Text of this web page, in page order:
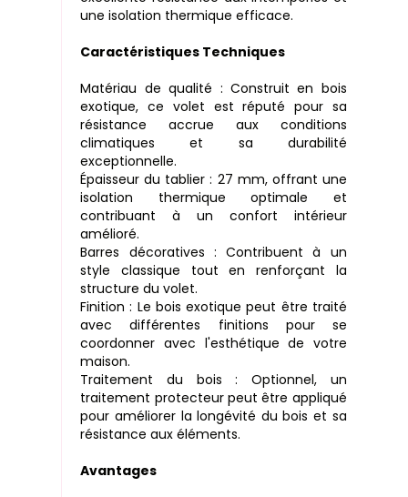
une isolation thermique efficace.
Caractéristiques Techniques
Matériau de qualité : Construit en bois
exotique, ce volet est réputé pour sa
résistance accrue aux conditions
climatiques et sa durabilité
exceptionnelle.
Épaisseur du tablier : 27 mm, offrant une
isolation thermique optimale et
contribuant à un confort intérieur
amélioré.
Barres décoratives : Contribuent à un
style classique tout en renforçant la
structure du volet.
Finition : Le bois exotique peut être traité
avec différentes finitions pour se
coordonner avec l'esthétique de votre
maison.
Traitement du bois : Optionnel, un
traitement protecteur peut être appliqué
pour améliorer la longévité du bois et sa
résistance aux éléments.
Avantages